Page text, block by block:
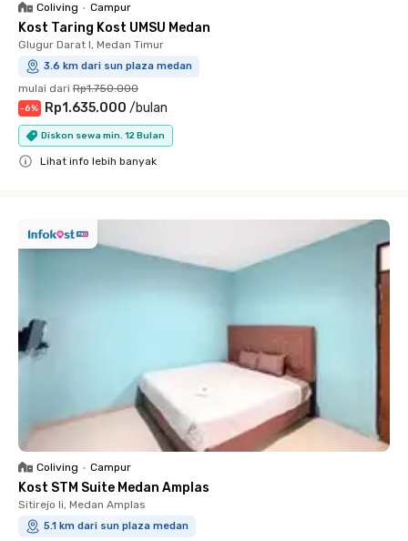
Coliving • Campur
Kost Taring Kost UMSU Medan
Glugur Darat I, Medan Timur
3.6 km dari sun plaza medan
mulai dari Rp1.750.000
-6% Rp1.635.000 /bulan
Diskon sewa min. 12 Bulan
Lihat info lebih banyak
Coliving • Campur
Kost STM Suite Medan Amplas
Sitirejo Ii, Medan Amplas
5.1 km dari sun plaza medan